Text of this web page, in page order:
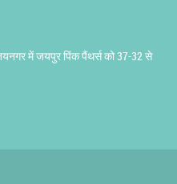
में जयपुर पिंक पैंथर्स को 37-32 से